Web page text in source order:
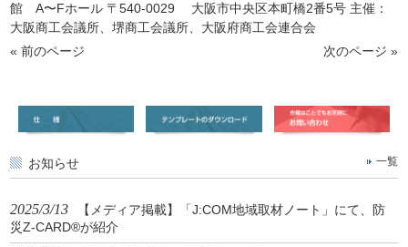
館 A〜Fホール 〒540-0029 大阪市中央区本町橋2番5号 主催：
大阪商工会議所、堺商工会議所、大阪府商工会連合会
« 前のページ
次のページ »
お知らせ 一覧
2025/3/13
【メディア掲載】「J:COM地域取材ノート」にて、防
災Z-CARD®が紹介